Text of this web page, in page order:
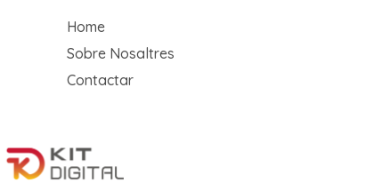
Home
Sobre Nosaltres
Contactar